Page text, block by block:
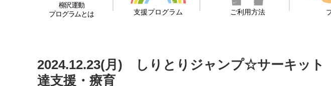
柳沢運動
プログラムとは
支援プログラム ご利用方法
2024.12.23(月) しりとりジャンプ☆サーキッ
達支援・療育